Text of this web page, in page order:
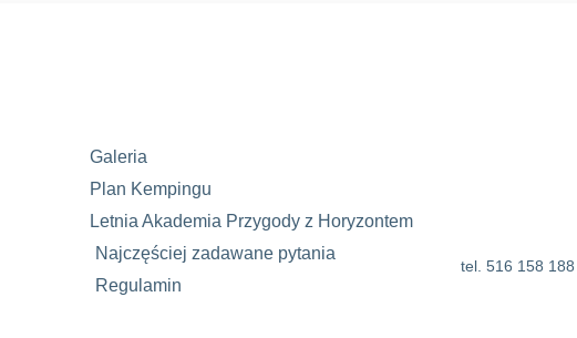
Galeria
Plan Kempingu
Letnia Akademia Przygody z Horyzontem
Najczęściej zadawane pytania
Regulamin
tel. 516 158